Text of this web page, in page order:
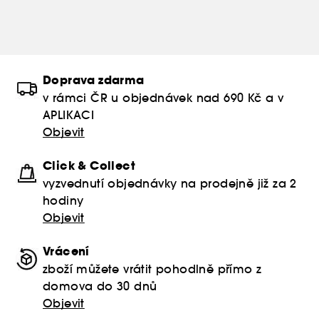
Doprava zdarma
v rámci ČR u objednávek nad 690 Kč a v
APLIKACI
Objevit
Click & Collect
vyzvednutí objednávky na prodejně již za 2
hodiny
Objevit
Vrácení
zboží můžete vrátit pohodlně přímo z
domova do 30 dnů
Objevit